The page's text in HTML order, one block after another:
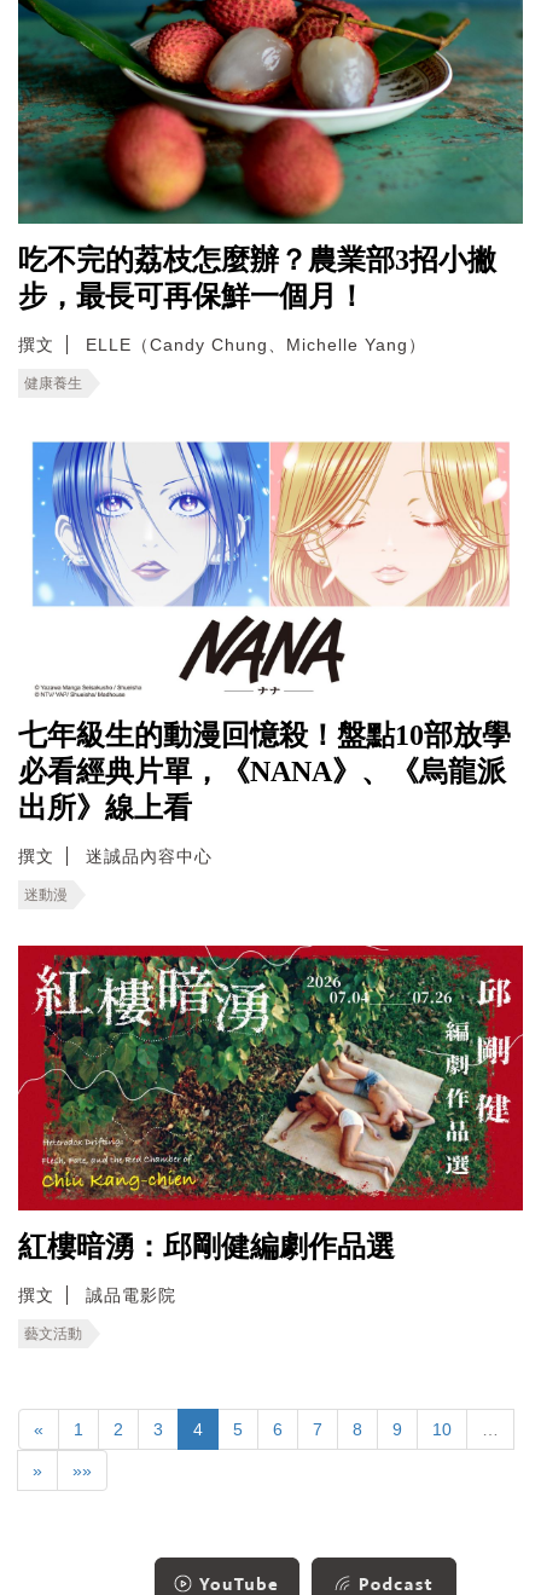
吃不完的荔枝怎麼辦？農業部3招小撇
步，最長可再保鮮一個月！
撰文 ELLE（Candy Chung、Michelle Yang）
健康養生
七年級生的動漫回憶殺！盤點10部放學
必看經典片單，《NANA》、《烏龍派
出所》線上看
撰文 迷誠品內容中心
迷動漫
紅樓暗湧：邱剛健編劇作品選
撰文 誠品電影院
藝文活動
« 1 2 3 4 5 6 7 8 9 10
» »»